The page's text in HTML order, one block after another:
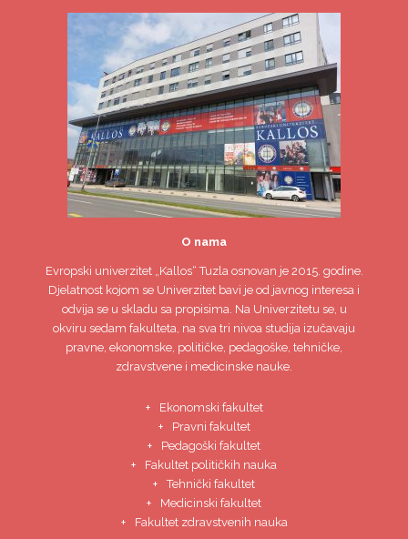
O nama
Evropski univerzitet„Kallos“ Tuzla osnovan je 2015. godine.
Djelatnost kojom se Univerzitet bavi je od javnog interesa i
odvija se u skladu sa propisima. Na Univerzitetu se, u
okviru sedam fakulteta, na sva tri nivoa studija izučavaju
pravne, ekonomske, političke, pedagoške, tehničke,
zdravstvene i medicinske nauke.
Ekonomski fakultet
Pravni fakultet
Pedagoški fakultet
Fakultet političkih nauka
Tehnički fakultet
Medicinski fakultet
Fakultet zdravstvenih nauka